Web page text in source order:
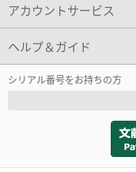
アカウントサービス
ヘルプ＆ガイド
シリアル番号をお持ちの方